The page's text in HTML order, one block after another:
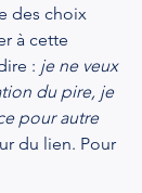
des choix
à cette
: je ne veux
du pire, je
pour autre
du lien. Pour